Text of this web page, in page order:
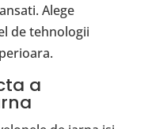
Alege
de tehnologii
a